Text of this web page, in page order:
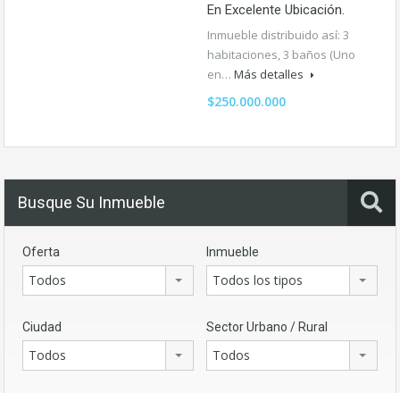
En Excelente Ubicación.
Inmueble distribuido así: 3
habitaciones, 3 baños (Uno
en… Más detalles
$250.000.000
Busque Su Inmueble
Oferta
Todos
Inmueble
Todos los tipos
Ciudad
Todos
Sector Urbano / Rural
Todos